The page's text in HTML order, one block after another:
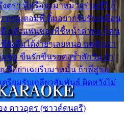
งตรา พี่หรือจะมาหมายร่วมชีวี ก็
วๆรุมตอมพี่ ติ๋มอยากรับรักเหมือน
กลัวแฟนของพี่ชี้หน้าด่าทอ ก็คน
งลืมได้ง่ายๆเลยหนอ แค่ตัวเรา
ซ่อ ขืนรักขืนรอคงช้ำสักวัน ถ้า
พี่อย่าเฉยรีบมาหมั้น ถ้าพี่สู่ขอ
รียมรับเกลียวสัมพันธ์ ผิดหวังไม่
ดาวอุดร (ซาวด์ดนตรี)